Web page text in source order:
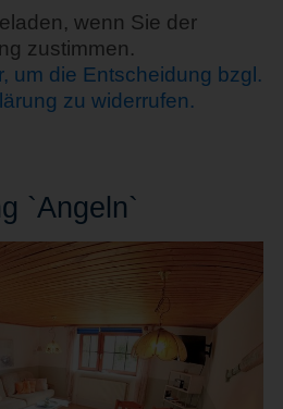
wenn Sie der
zustimmen.
um die Entscheidung bzgl.
zu widerrufen.
`Angeln`